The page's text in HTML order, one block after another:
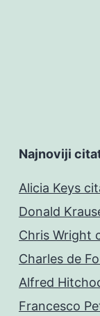
Najnoviji
Alicia Keys
Donald
Chris Wright
Charles de
Alfred
Francesco